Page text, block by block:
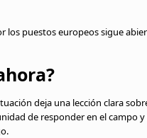
los puestos europeos sigue
deja una lección clara
de responder en el campo